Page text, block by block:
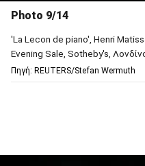
Photo 9/14
'La Lecon de piano', Henri
Evening Sale, Sotheby's,
Πηγή: REUTERS/Stefan Wermuth